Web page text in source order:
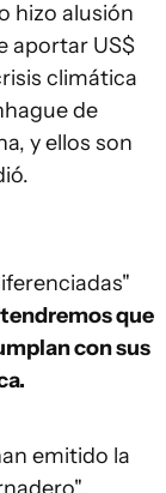
hizo alusión
aportar US$
climática
de
y ellos son
que
con sus
emitido la